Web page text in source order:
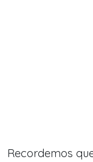
Recordemos